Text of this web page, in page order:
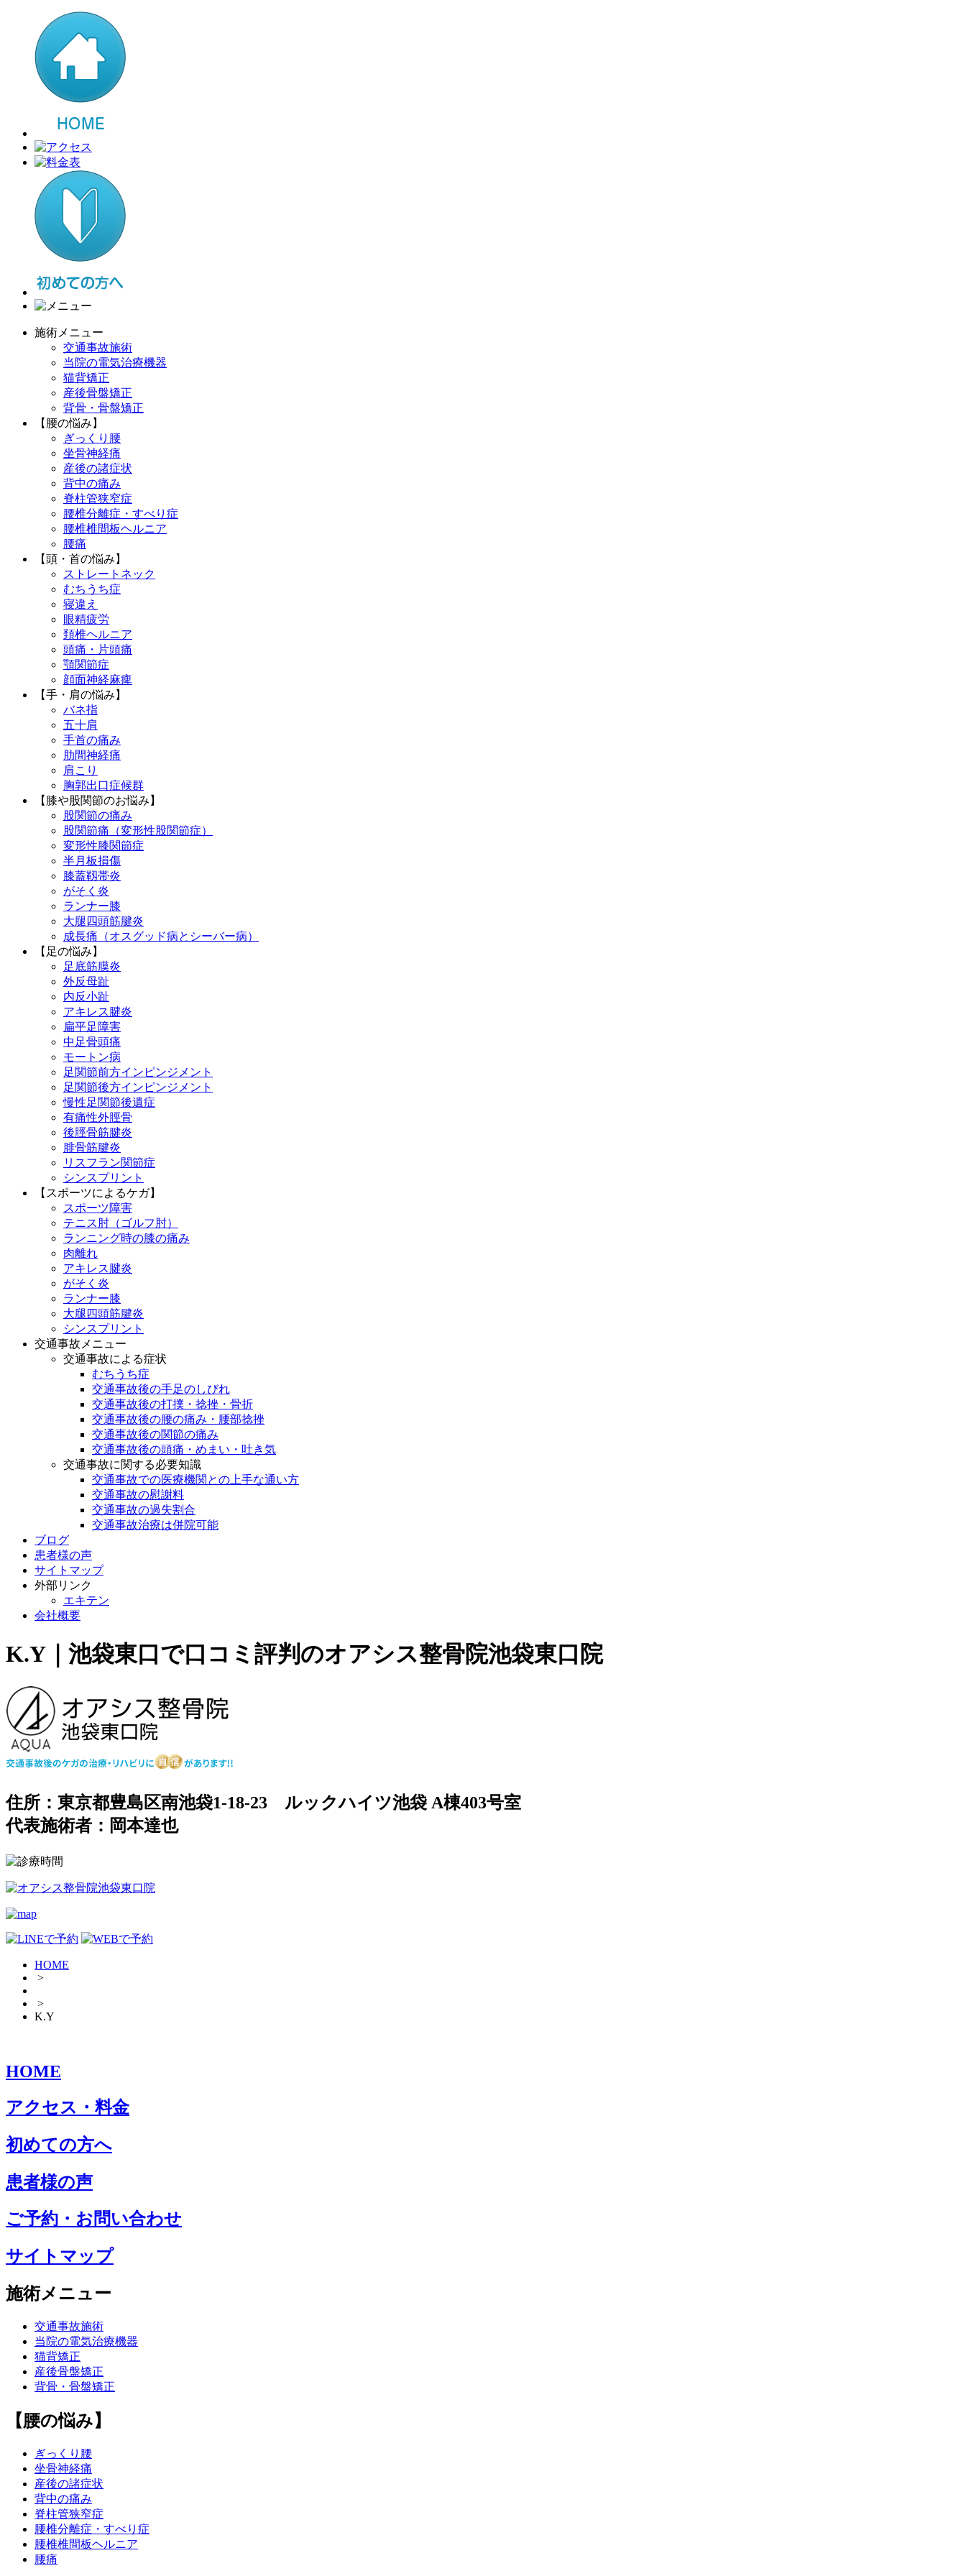
施術メニュー
交通事故施術
当院の電気治療機器
猫背矯正
産後骨盤矯正
背骨・骨盤矯正
【腰の悩み】
ぎっくり腰
坐骨神経痛
産後の諸症状
背中の痛み
脊柱管狭窄症
腰椎分離症・すべり症
腰椎椎間板ヘルニア
腰痛
【頭・首の悩み】
ストレートネック
むちうち症
寝違え
眼精疲労
頚椎ヘルニア
頭痛・片頭痛
顎関節症
顔面神経麻痺
【手・肩の悩み】
バネ指
五十肩
手首の痛み
肋間神経痛
肩こり
胸郭出口症候群
【膝や股関節のお悩み】
股関節の痛み
股関節痛（変形性股関節症）
変形性膝関節症
半月板損傷
膝蓋靱帯炎
がそく炎
ランナー膝
大腿四頭筋腱炎
成長痛（オスグッド病とシーバー病）
【足の悩み】
足底筋膜炎
外反母趾
内反小趾
アキレス腱炎
扁平足障害
中足骨頭痛
モートン病
足関節前方インピンジメント
足関節後方インピンジメント
慢性足関節後遺症
有痛性外脛骨
後脛骨筋腱炎
腓骨筋腱炎
リスフラン関節症
シンスプリント
【スポーツによるケガ】
スポーツ障害
テニス肘（ゴルフ肘）
ランニング時の膝の痛み
肉離れ
アキレス腱炎
がそく炎
ランナー膝
大腿四頭筋腱炎
シンスプリント
交通事故メニュー
交通事故による症状
むちうち症
交通事故後の手足のしびれ
交通事故後の打撲・捻挫・骨折
交通事故後の腰の痛み・腰部捻挫
交通事故後の関節の痛み
交通事故後の頭痛・めまい・吐き気
交通事故に関する必要知識
交通事故での医療機関との上手な通い方
交通事故の慰謝料
交通事故の過失割合
交通事故治療は併院可能
ブログ
患者様の声
サイトマップ
外部リンク
エキテン
会社概要
K.Y｜池袋東口で口コミ評判のオアシス整骨院池袋東口院
住所：東京都豊島区南池袋1-18-23 ルックハイツ池袋 A棟403号室
代表施術者：岡本達也
HOME
>
>
K.Y
HOME
アクセス・料金
初めての方へ
患者様の声
ご予約・お問い合わせ
サイトマップ
施術メニュー
交通事故施術
当院の電気治療機器
猫背矯正
産後骨盤矯正
背骨・骨盤矯正
【腰の悩み】
ぎっくり腰
坐骨神経痛
産後の諸症状
背中の痛み
脊柱管狭窄症
腰椎分離症・すべり症
腰椎椎間板ヘルニア
腰痛